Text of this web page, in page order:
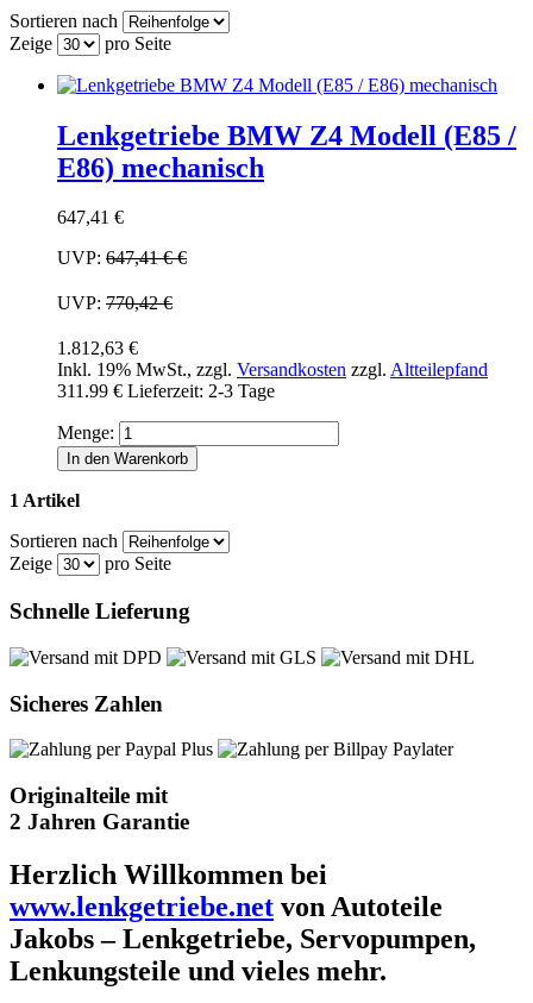
Sortieren nach
Zeige
pro Seite
Lenkgetriebe BMW Z4 Modell (E85 /
E86) mechanisch
647,41 €
UVP: 647,41 €€
UVP: 770,42 €
1.812,63 €
Inkl. 19% MwSt., zzgl. Versandkosten zzgl. Altteilepfand
311.99 € Lieferzeit: 2-3 Tage
Menge:
In den Warenkorb
1 Artikel
Sortieren nach
Zeige
pro Seite
Schnelle Lieferung
Sicheres Zahlen
Originalteile mit
2 Jahren Garantie
Herzlich Willkommen bei
www.lenkgetriebe.net von Autoteile
Jakobs – Lenkgetriebe, Servopumpen,
Lenkungsteile und vieles mehr.